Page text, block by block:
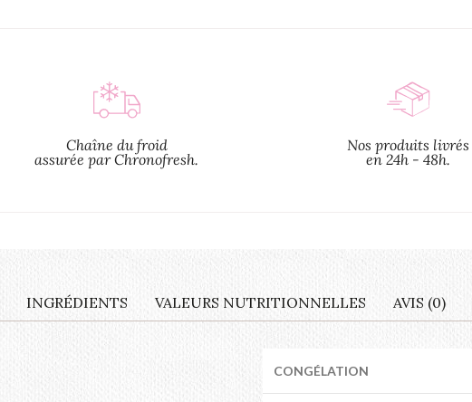
Chaîne du froid
assurée par Chronofresh.
Nos produits livrés
en 24h - 48h.
INGRÉDIENTS VALEURS NUTRITIONNELLES AVIS (0)
CONGÉLATION